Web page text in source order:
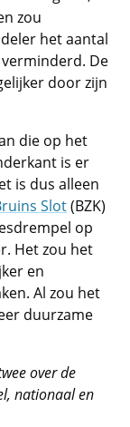
zou
het aantal
De
door zijn
die op het
is er
is dus alleen
Slot(BZK)
op
Het zou het
en
Al zou het
duurzame
over de
nationaal en